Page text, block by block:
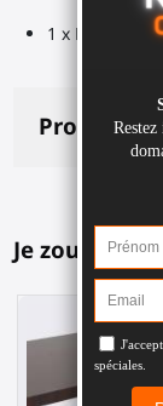
1 x PLA
Je zou dit